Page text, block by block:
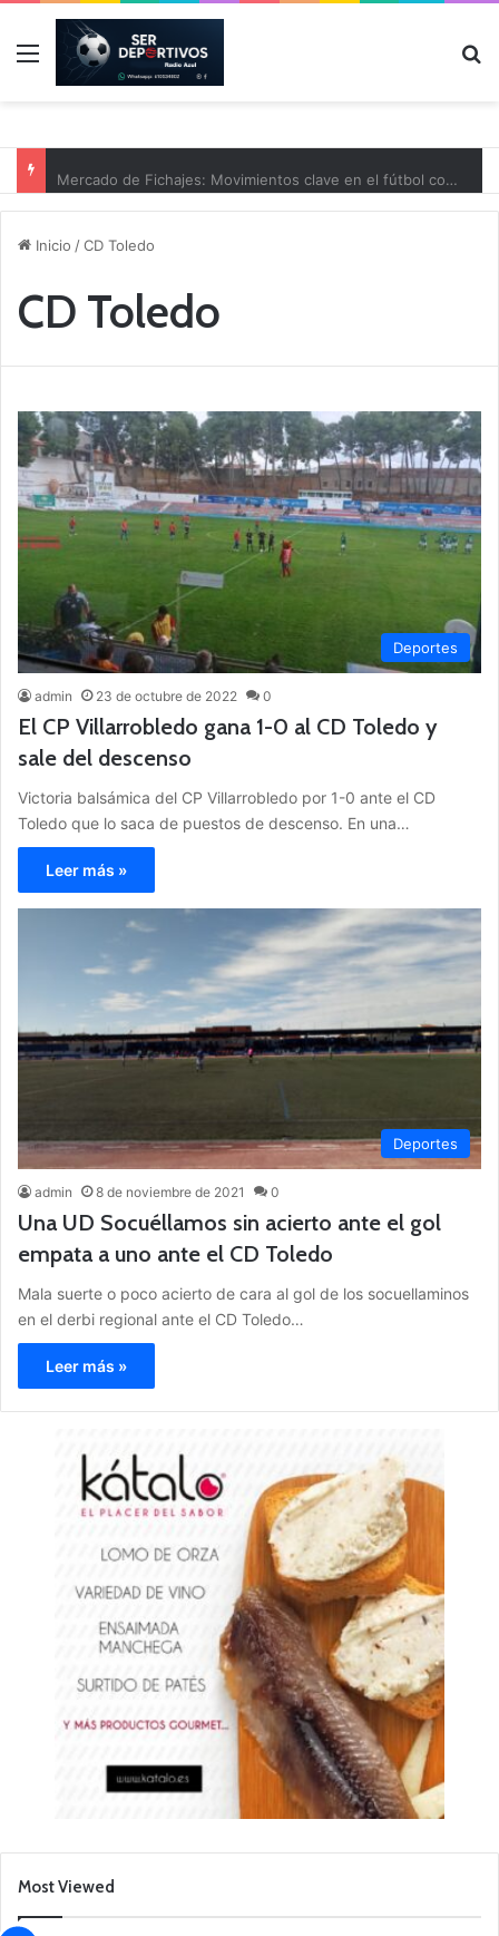
Menú
Inicio /CD Toledo
CD Toledo
Deportes
admin 23 de octubre de 2022 0
El CP Villarrobledo gana 1-0 al CD Toledo y
sale del descenso
Victoria balsámica del CP Villarrobledo por 1-0 ante el CD
Toledo que lo saca de puestos de descenso. En una…
Leer más »
Deportes
admin 8 de noviembre de 2021 0
Una UD Socuéllamos sin acierto ante el gol
empata a uno ante el CD Toledo
Mala suerte o poco acierto de cara al gol de los socuellaminos
en el derbi regional ante el CD Toledo…
Leer más »
Most Viewed